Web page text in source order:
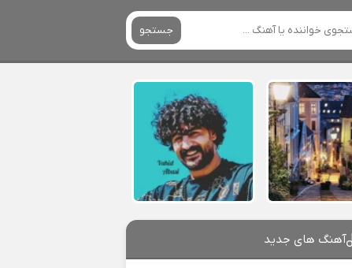
جستجو
آهنگ های جدید